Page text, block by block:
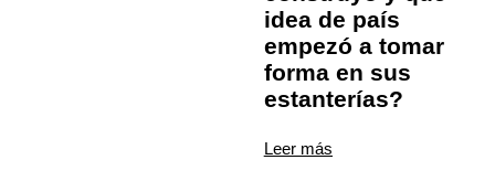
idea de país
empezó a tomar
forma en sus
estanterías?
Leer más